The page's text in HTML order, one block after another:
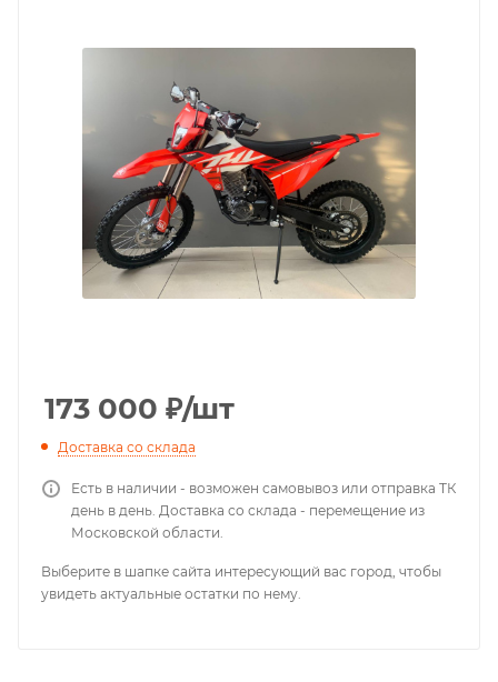
173 000 ₽/шт
Доставка со склада
Есть в наличии - возможен самовывоз или отправка ТК
день в день. Доставка со склада - перемещение из
Московской области.
Выберите в шапке сайта интересующий вас город, чтобы
увидеть актуальные остатки по нему.